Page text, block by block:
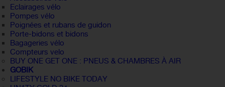
Eclairages vélo
Pompes vélo
Poignées et rubans de guidon
Porte-bidons et bidons
Bagageries vélo
Compteurs velo
BUY ONE GET ONE : PNEUS & CHAMBRES À AIR
GOBIK
LIFESTYLE NO BIKE TODAY